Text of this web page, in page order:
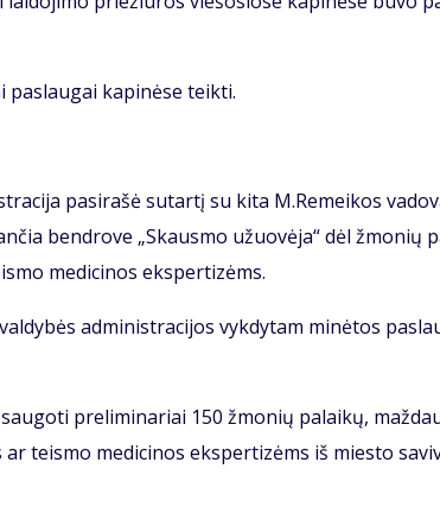
kapinėse teikti.
pa­si­ra­šė su­tar­tį su ki­ta M.Re­mei­kos
ben­dro­ve „Skaus­mo užuo­vė­ja“ dėl žmo­nių
me­di­ci­nos eks­per­ti­zėms.
ad­mi­nist­ra­ci­jos vyk­dy­tam mi­nė­tos
pre­li­mi­na­riai 150 žmo­nių pa­lai­kų,
teis­mo me­di­ci­nos eks­per­ti­zėms iš mies­to